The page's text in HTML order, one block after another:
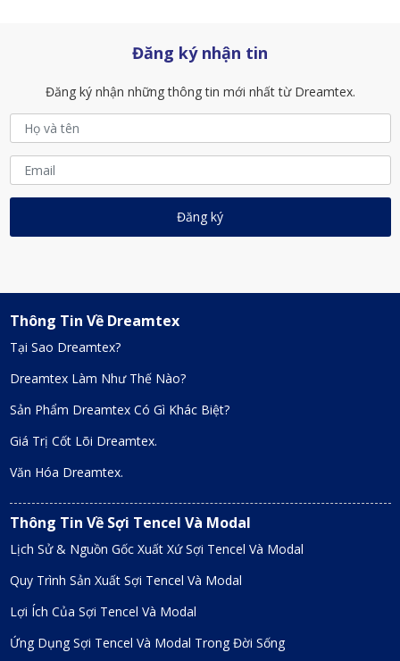
Đăng ký nhận tin
Đăng ký nhận những thông tin mới nhất từ Dreamtex.
Thông Tin Về Dreamtex
Tại Sao Dreamtex?
Dreamtex Làm Như Thế Nào?
Sản Phẩm Dreamtex Có Gì Khác Biệt?
Giá Trị Cốt Lõi Dreamtex.
Văn Hóa Dreamtex.
Thông Tin Về Sợi Tencel Và Modal
Lịch Sử & Nguồn Gốc Xuất Xứ Sợi Tencel Và Modal
Quy Trình Sản Xuất Sợi Tencel Và Modal
Lợi Ích Của Sợi Tencel Và Modal
Ứng Dụng Sợi Tencel Và Modal Trong Đời Sống